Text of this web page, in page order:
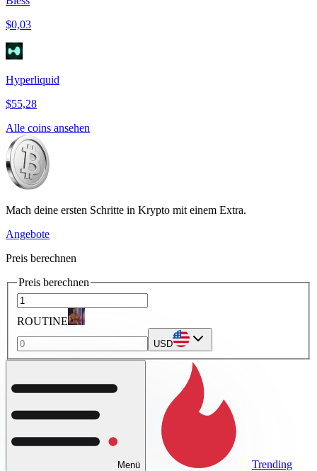
$0,03
Hyperliquid
$55,28
Alle coins ansehen
Mach deine ersten Schritte in Krypto mit einem Extra.
Angebote
Preis berechnen
Preis berechnen
ROUTINE
USD
Menü Trending